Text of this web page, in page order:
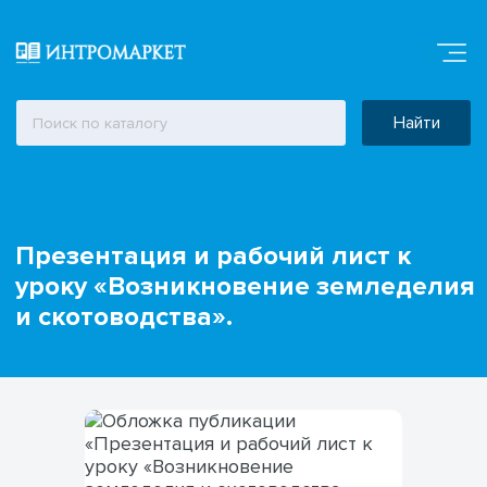
Найти
Презентация и рабочий лист к
уроку «Возникновение земледелия
и скотоводства».